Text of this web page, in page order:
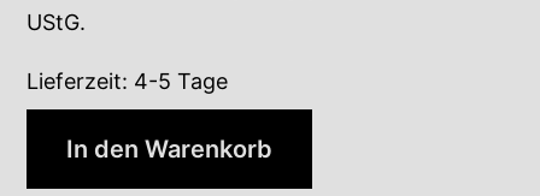
UStG.
Lieferzeit: 4-5 Tage
In den Warenkorb